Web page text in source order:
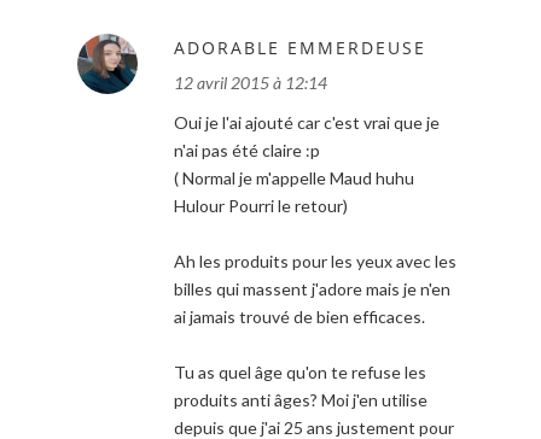
ADORABLE EMMERDEUSE
12 avril 2015 à 12:14
Oui je l'ai ajouté car c'est vrai que je
n'ai pas été claire :p
( Normal je m'appelle Maud huhu
Hulour Pourri le retour)
Ah les produits pour les yeux avec les
billes qui massent j'adore mais je n'en
ai jamais trouvé de bien efficaces.
Tu as quel âge qu'on te refuse les
produits anti âges? Moi j'en utilise
depuis que j'ai 25 ans justement pour